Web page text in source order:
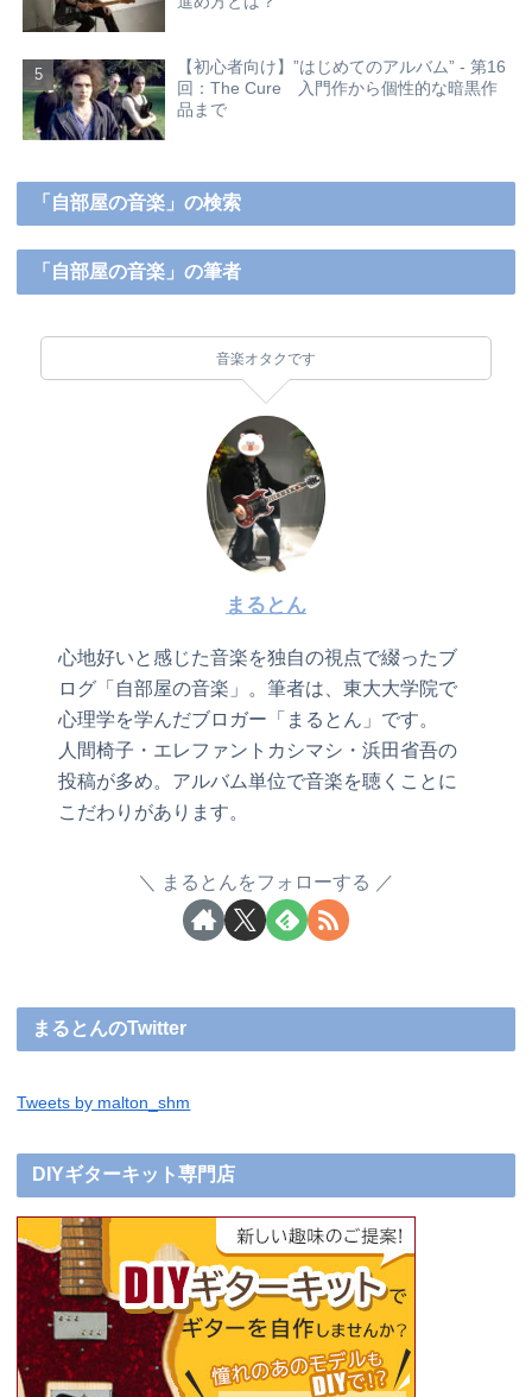
【初心者向け】”はじめてのアルバム” - 第16
回：The Cure 入門作から個性的な暗黒作
品まで
「自部屋の音楽」の検索
「自部屋の音楽」の筆者
音楽オタクです
まるとん
心地好いと感じた音楽を独自の視点で綴ったブ
ログ「自部屋の音楽」。筆者は、東大大学院で
心理学を学んだブロガー「まるとん」です。
人間椅子・エレファントカシマシ・浜田省吾の
投稿が多め。アルバム単位で音楽を聴くことに
こだわりがあります。
まるとんをフォローする
まるとんのTwitter
Tweets by malton_shm
DIYギターキット専門店